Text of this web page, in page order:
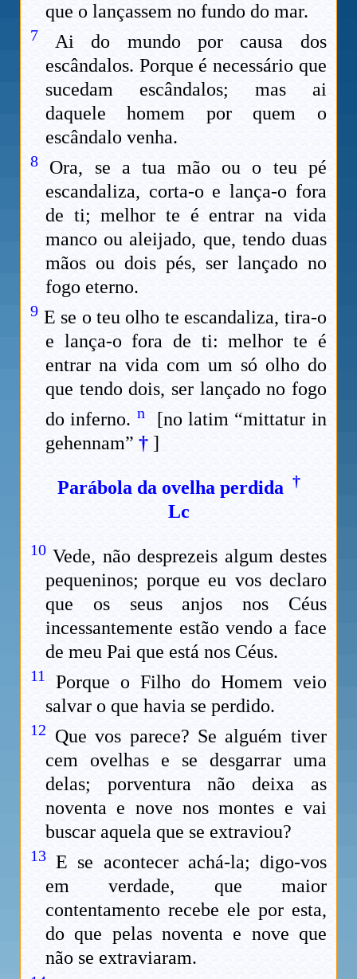
que o lançassem no fundo do mar.
7 Ai do mundo por causa dos
escândalos. Porque é necessário que
sucedam escândalos; mas ai
daquele homem por quem o
escândalo venha.
8 Ora, se a tua mão ou o teu pé
escandaliza, corta-o e lança-o fora
de ti; melhor te é entrar na vida
manco ou aleijado, que, tendo duas
mãos ou dois pés, ser lançado no
fogo eterno.
9 E se o teu olho te escandaliza, tira-o
e lança-o fora de ti: melhor te é
entrar na vida com um só olho do
que tendo dois, ser lançado no fogo
do inferno. n[no latim “mittatur in
gehennam” †]
Parábola da ovelha perdida †
Lc
10 Vede, não desprezeis algum destes
pequeninos; porque eu vos declaro
que os seus anjos nos Céus
incessantemente estão vendo a face
de meu Pai que está nos Céus.
11
Porque o Filho do Homem veio
salvar o que havia se perdido.
12 Que vos parece? Se alguém tiver
cem ovelhas e se desgarrar uma
delas; porventura não deixa as
noventa e nove nos montes e vai
buscar aquela que se extraviou?
13 E se acontecer achá-la; digo-vos
em verdade, que maior
contentamento recebe ele por esta,
do que pelas noventa e nove que
não se extraviaram.